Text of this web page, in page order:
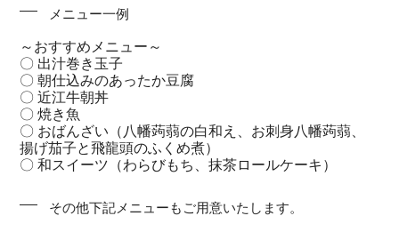
メニュー一例
～おすすめメニュー～
〇 出汁巻き玉子
〇 朝仕込みのあったか豆腐
〇 近江牛朝丼
〇 焼き魚
〇 おばんざい（八幡蒟蒻の白和え、お刺身八幡蒟蒻、
揚げ茄子と飛龍頭のふくめ煮）
〇 和スイーツ（わらびもち、抹茶ロールケーキ）
その他下記メニューもご用意いたします。